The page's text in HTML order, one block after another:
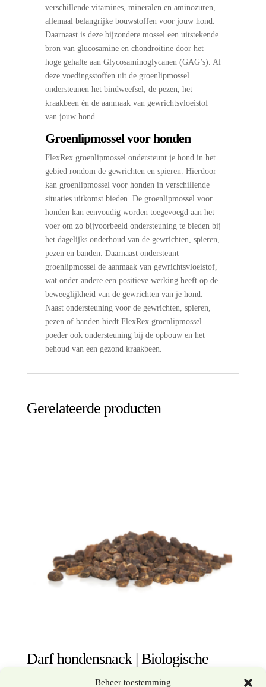
Beheer toestemming
verschillende vitamines, mineralen en aminozuren,
allemaal belangrijke bouwstoffen voor jouw hond.
Daarnaast is deze bijzondere mossel een uitstekende
bron van glucosamine en chondroitine door het
hoge gehalte aan Glycosaminoglycanen (GAG’s). Al
deze voedingsstoffen uit de groenlipmossel
ondersteunen het bindweefsel, de pezen, het
kraakbeen én de aanmaak van gewrichtsvloeistof
van jouw hond.
Groenlipmossel voor honden
FlexRex groenlipmossel ondersteunt je hond in het
gebied rondom de gewrichten en spieren. Hierdoor
kan groenlipmossel voor honden in verschillende
situaties uitkomst bieden. De groenlipmossel voor
honden kan eenvoudig worden toegevoegd aan het
voer om zo bijvoorbeeld ondersteuning te bieden bij
het dagelijks onderhoud van de gewrichten, spieren,
pezen en banden. Daarnaast ondersteunt
groenlipmossel de aanmaak van gewrichtsvloeistof,
wat onder andere een positieve werking heeft op de
beweeglijkheid van de gewrichten van je hond.
Naast ondersteuning voor de gewrichten, spieren,
pezen of banden biedt FlexRex groenlipmossel
poeder ook ondersteuning bij de opbouw en het
behoud van een gezond kraakbeen.
Gerelateerde producten
Darf hondensnack | Biologische